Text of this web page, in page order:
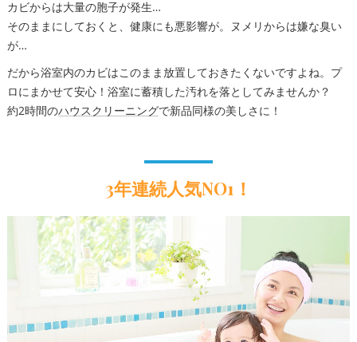
カビからは大量の胞子が発生…
そのままにしておくと、健康にも悪影響が。ヌメリからは嫌な臭い
が…
だから浴室内のカビはこのまま放置しておきたくないですよね。プ
ロにまかせて安心！浴室に蓄積した汚れを落としてみませんか？
約2時間のハウスクリーニングで新品同様の美しさに！
3年連続人気NO1！